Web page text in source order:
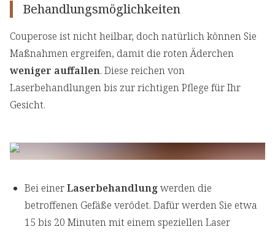
Behandlungsmöglichkeiten
Couperose ist nicht heilbar, doch natürlich können Sie
Maßnahmen ergreifen, damit die roten Äderchen
weniger auffallen. Diese reichen von
Laserbehandlungen bis zur richtigen Pflege für Ihr
Gesicht.
Bei einerLaserbehandlungwerden die
betroffenen Gefäße verödet. Dafür werden Sie etwa
15 bis 20 Minuten mit einem speziellen Laser